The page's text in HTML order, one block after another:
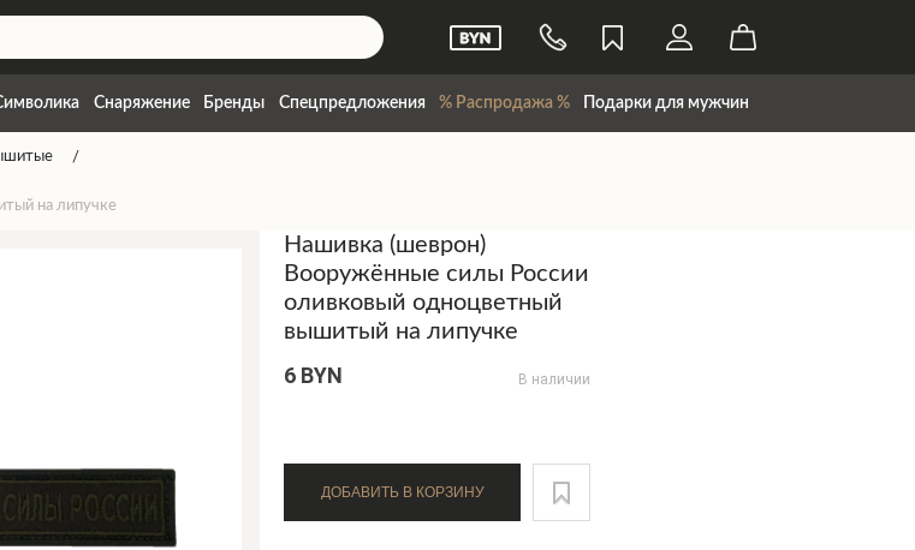
Снаряжение Бренды Спецпредложения % Распродажа % Подарки для мужчин
на липучке
Нашивка (шеврон)
Вооружённые силы России
оливковый одноцветный
вышитый на липучке
6 BYN В наличии
ДОБАВИТЬ В КОРЗИНУ